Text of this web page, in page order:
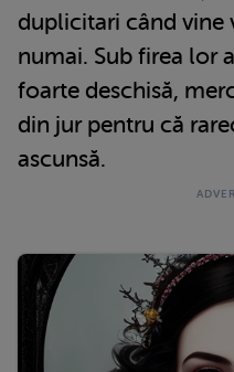
duplicitari când vine
numai. Sub firea lor
foarte deschisă,
din jur pentru că
ascunsă.